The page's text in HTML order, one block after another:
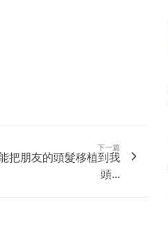
下一篇
把朋友的頭髮移植到我
頭...